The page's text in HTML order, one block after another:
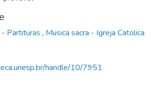
- Partituras , Musica sacra - Igreja Catolica
handle/10/7951